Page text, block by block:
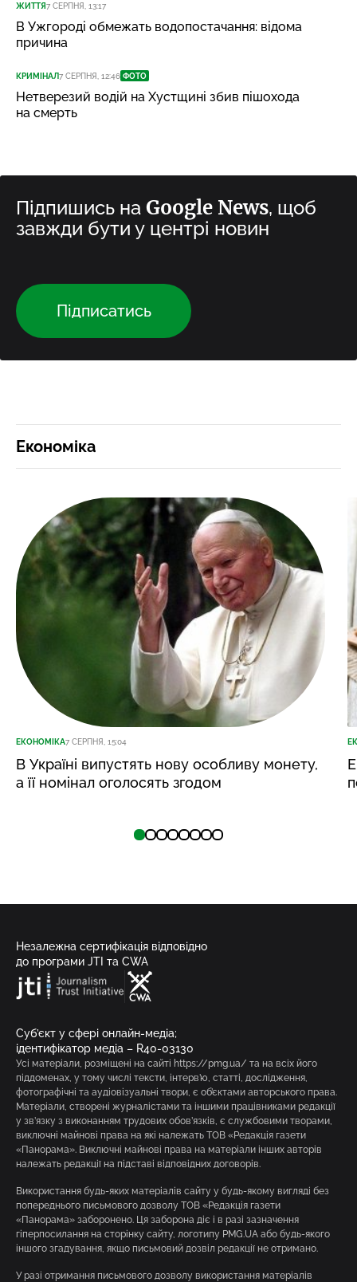
ЖИТТЯ7 СЕРПНЯ, 13:17
В Ужгороді обмежать водопостачання: відома
причина
КРИМІНАЛ7 СЕРПНЯ, 12:46 ФОТО
Нетверезий водій на Хустщині збив пішохода
на смерть
Підпишись на Google News, щоб
завжди бути у центрі новин
Підписатись
Економіка
ЕКОНОМІКА7 СЕРПНЯ, 15:04
В Україні випустять нову особливу монету,
а її номінал оголосять згодом
Незалежна сертифікація відповідно
до програми JTI та CWA
Суб’єкт у сфері онлайн-медіа;
ідентифікатор медіа – R40-03130
Усі матеріали, розміщені на сайті https://pmg.ua/ та на всіх його
піддоменах, у тому числі тексти, інтерв’ю, статті, дослідження,
фотографічні та аудіовізуальні твори, є об’єктами авторського права.
Матеріали, створені журналістами та іншими працівниками редакції
у зв’язку з виконанням трудових обов’язків, є службовими творами,
виключні майнові права на які належать ТОВ «Редакція газети
«Панорама». Виключні майнові права на матеріали інших авторів
належать редакції на підставі відповідних договорів.
Використання будь-яких матеріалів сайту у будь-якому вигляді без
попереднього письмового дозволу ТОВ «Редакція газети
«Панорама» заборонено. Ця заборона діє і в разі зазначення
гіперпосилання на сторінку сайту, логотипу PMG.UA або будь-якого
іншого згадування, якщо письмовий дозвіл редакції не отримано.
У разі отримання письмового дозволу використання матеріалів